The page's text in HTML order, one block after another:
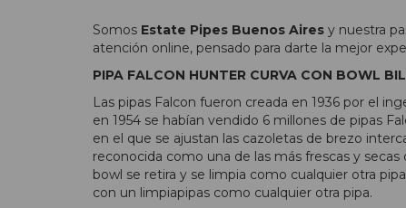
Somos Estate Pipes Buenos Aires y nuestra
atención online, pensado para darte la mejor
PIPA FALCON HUNTER CURVA CON BOWL
Las pipas Falcon fueron creada en 1936 por el
en 1954 se habían vendido 6 millones de pipas
en el que se ajustan las cazoletas de brezo
reconocida como una de las más frescas y
bowl se retira y se limpia como cualquier otra
con un limpiapipas como cualquier otra pipa.